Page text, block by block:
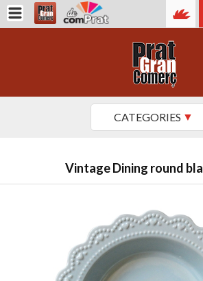
CATEGORIES
Vintage Dining round